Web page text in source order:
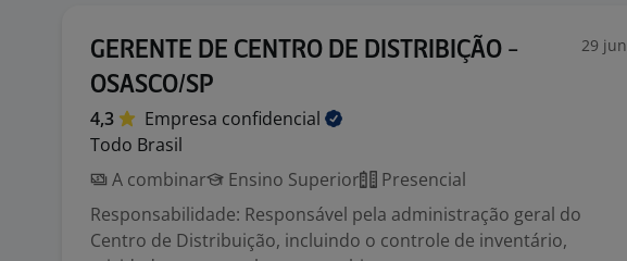
GERENTE DE CENTRO DE DISTRIBIÇÃO -
OSASCO/SP
29 jun
4,3 Empresa confidencial
Todo Brasil
A combinar
Ensino Superior
Presencial
Responsabilidade: Responsável pela administração geral do
Centro de Distribuição, incluindo o controle de inventário,